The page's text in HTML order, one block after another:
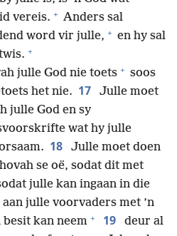
vereis. + Anders sal
word vir julle, + en hy sal
+
julle God nie toets + soos
het nie. 17
Julle moet
julle God en sy
wat hy julle
18
Julle moet doen
se oë, sodat dit met
julle kan ingaan in die
julle voorvaders met ’n
kan neem + 19
deur al